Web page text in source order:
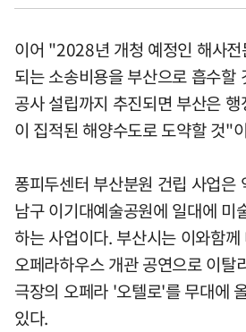
이어 "2028년 개청 예정인 해사
되는 소송비용을 부산으로 흡수
공사 설립까지 추진되면 부산은
이 집적된 해양수도로 도약할 것"
퐁피두센터 부산분원 건립 사업
남구 이기대예술공원에 일대에 미
하는 사업이다. 부산시는 이와함
오페라하우스 개관 공연으로 이탈
극장의 오페라 '오텔로'를 무대에
있다.